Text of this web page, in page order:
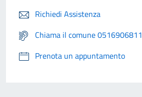
Richiedi Assistenza
Chiama il comune 0516906811
Prenota un appuntamento